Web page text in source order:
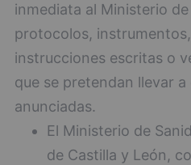
inmediata al Ministerio
protocolos,
instrucciones escritas o
que se pretendan llevar
anunciadas.
El Ministerio de
de Castilla y León,